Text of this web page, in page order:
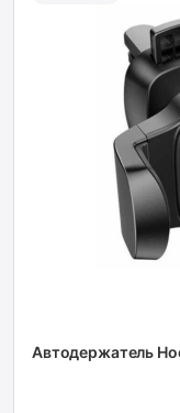
Автодержатель